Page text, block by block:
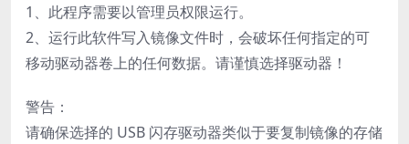
1、此程序需要以管理员权限运行。
2、运行此软件写入镜像文件时，会破坏任何指定的可
移动驱动器卷上的任何数据。请谨慎选择驱动器！
警告：
请确保选择的 USB 闪存驱动器类似于要复制镜像的存储